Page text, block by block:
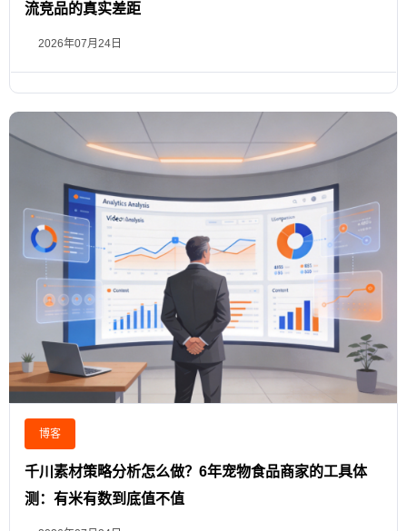
流竞品的真实差距
2026年07月24日
博客
千川素材策略分析怎么做？6年宠物食品商家的工具体
测：有米有数到底值不值